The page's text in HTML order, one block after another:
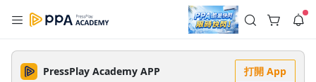
註冊領取 上千元優惠券！
公告
PressPlay Academy APP 打開 App
--:-- --:--